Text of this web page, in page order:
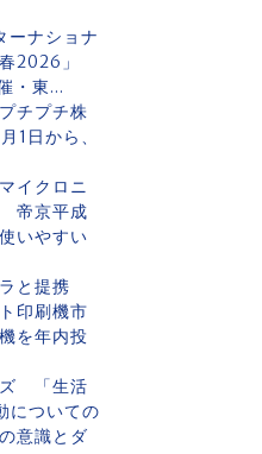
ーナショナ
春2026」
・東...
チプチ株
1日から、
イクロニ
帝京平成
いやすい
と提携
印刷機市
を年内投
ズ 「生活
についての
意識とダ